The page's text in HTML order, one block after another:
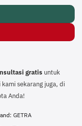
gratis untuk
sekarang juga, di
Anda!
GETRA